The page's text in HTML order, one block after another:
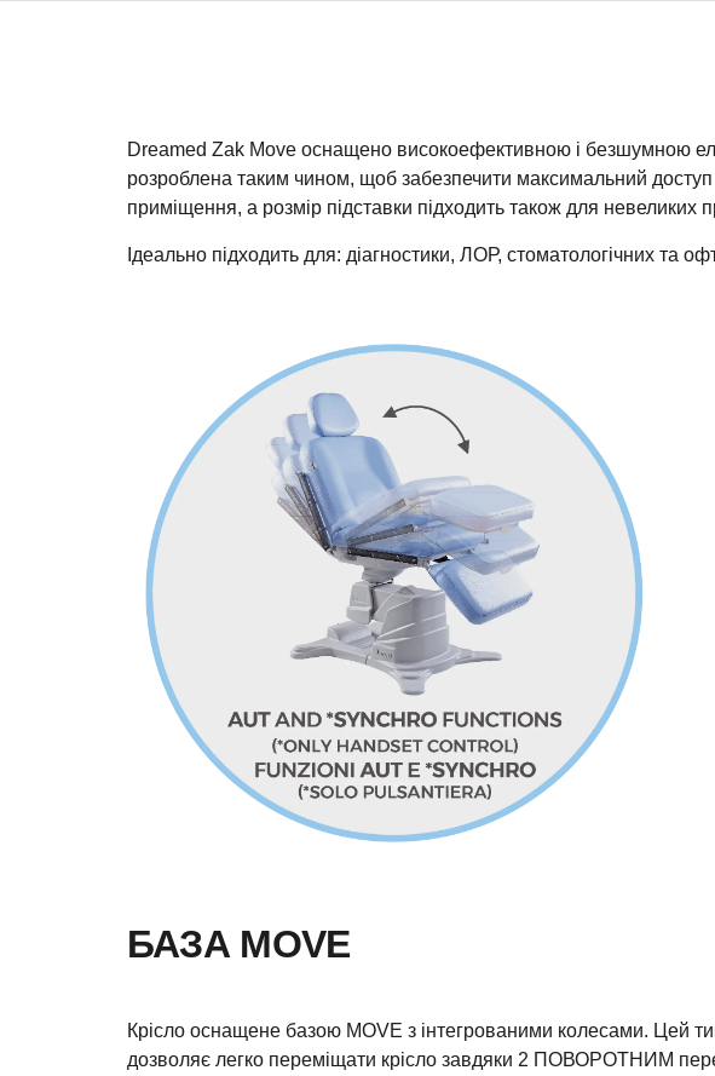
Dreamed Zak Move оснащено високоефективною і безшумною
розроблена таким чином, щоб забезпечити максимальний
приміщення, а розмір підставки підходить також для невеликих
Ідеально підходить для: діагностики, ЛОР, стоматологічних та
БАЗА MOVE
Крісло оснащене базою MOVE з інтегрованими колесами. Цей
дозволяє легко переміщати крісло завдяки 2 ПОВОРОТНИМ